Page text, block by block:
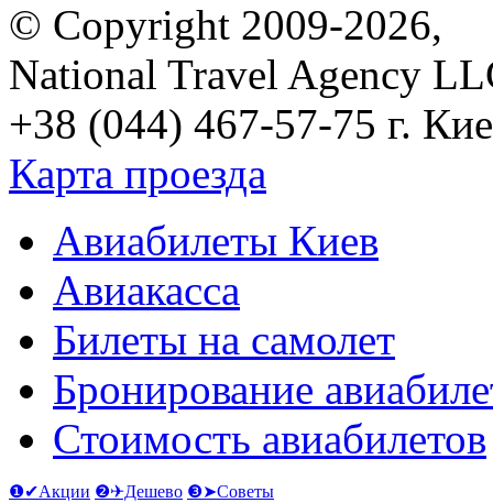
© Copyright 2009-2026,
National Travel Agency
+38 (044) 467-57-75 г.
Карта проезда
Авиабилеты Киев
Авиакасса
Билеты на самолет
Бронирование
Стоимость авиабилетов
❶✔Акции ❷✈Дешево ❸➤Советы